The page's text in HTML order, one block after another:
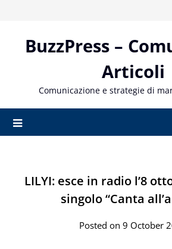
contentBuzzPress –
Articoli
Comunicazione e strategie di
LILYI: esce in radio l’8
singolo “Canta
Posted on 9 October